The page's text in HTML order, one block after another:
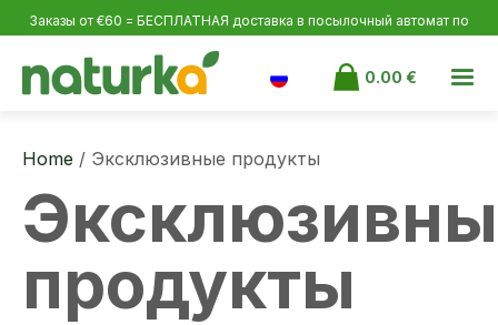
Заказы от €60 = БЕСПЛАТНАЯ доставка в посылочный автомат по
0.00€
Home / Эксклюзивные продукты
продукты